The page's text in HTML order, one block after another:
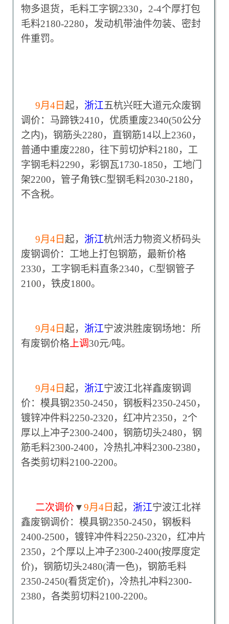
物多退货，毛料工字钢2330，2-4个厚打包
毛料2180-2280，发动机带油件勿装、密封
件重罚。
9月4日 起， 浙江五杭兴旺大道元众废钢
调价：马蹄铁2410，优质重废2340(50公分
之内)，钢筋头2280，直钢筋14以上2360，
普通中重废2280，往下剪切炉料2180，工
字钢毛料2290，彩钢瓦1730-1850，工地门
架2200，管子角铁C型钢毛料2030-2180，
不含税。
9月4日 起， 浙江杭州活力物资义桥码头
废钢调价：工地上打包钢筋，最新价格
2330，工字钢毛料直条2340，C型钢管子
2100，铁皮1800。
9月4日 起， 浙江宁波洪胜废钢场地：所
有废钢价格 上调30元/吨。
9月4日 起， 浙江宁波江北祥鑫废钢调
价：模具钢2350-2450，钢板料2350-2450，
镀锌冲件料2250-2320，红冲片2350，2个
厚以上冲子2300-2400，钢筋切头2480，钢
筋毛料2300-2400，冷热扎冲料2300-2380，
各类剪切料2100-2200。
二次调价 ▼9月4日 起， 浙江宁波江北祥
鑫废钢调价：模具钢2350-2450，钢板料
2400-2500，镀锌冲件料2250-2320，红冲片
2350，2个厚以上冲子2300-2400(按厚度定
价)，钢筋切头2480(清一色)，钢筋毛料
2350-2450(看货定价)，冷热扎冲料2300-
2380，各类剪切料2100-2200。